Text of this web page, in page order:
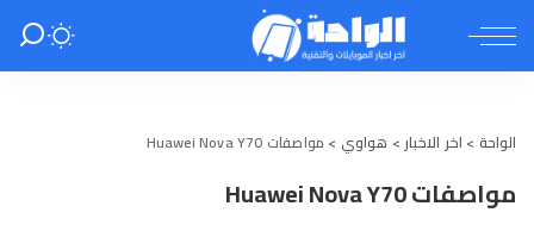
الواحة > اخر الاخبار > هواوي > مواصفات Huawei Nova Y70
مواصفات Huawei Nova Y70